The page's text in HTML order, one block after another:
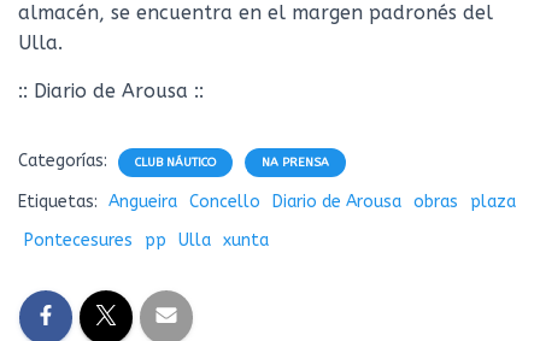
almacén, se encuentra en el margen padronés del
Ulla.
:: Diario de Arousa ::
Categorías: CLUB NÁUTICO NA PRENSA
Etiquetas: Angueira Concello Diario de Arousa obras
plaza
Pontecesures
pp Ulla xunta